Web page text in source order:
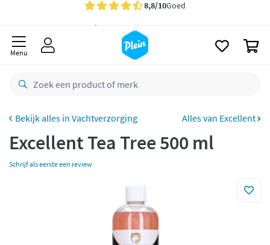
Gratisbezorging vanaf 35,- *
Bestelling uiterlijkzaterdag
Gratisretourneren
Betaal met Klarna
Menu
Vachtverzorging Alles van Excellent
Excellent Tea Tree 500 ml
Schrijf als eerste een review